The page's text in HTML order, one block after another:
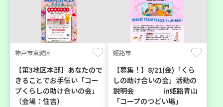
神戸市東灘区
【第3地区本部】あなたので
きることでお手伝い「コー
プくらしの助け合いの会」
（会場：住吉）
姫路市
【募集！】8/21(金)「くら
しの助け合いの会」活動の
説明会 in姫路青山
「コープのつどい場」